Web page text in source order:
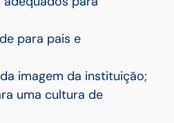
para pais e
imagem da instituição;
uma cultura de